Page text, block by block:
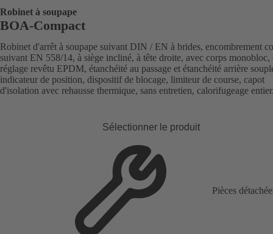
Robinet à soupape
BOA-Compact
Robinet d'arrêt à soupape suivant DIN / EN à brides, encombrement
suivant EN 558/14, à siège incliné, à tête droite, avec corps monobloc,
réglage revêtu EPDM, étanchéité au passage et étanchéité arrière
indicateur de position, dispositif de blocage, limiteur de course, capot
d'isolation avec rehausse thermique, sans entretien, calorifugeage
Sélectionner le produit
Pièces